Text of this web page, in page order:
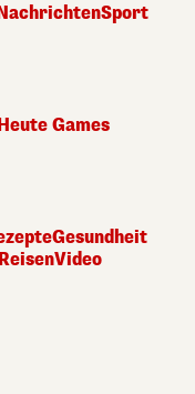
Sport
Games
Gesundheit
ReisenVideo